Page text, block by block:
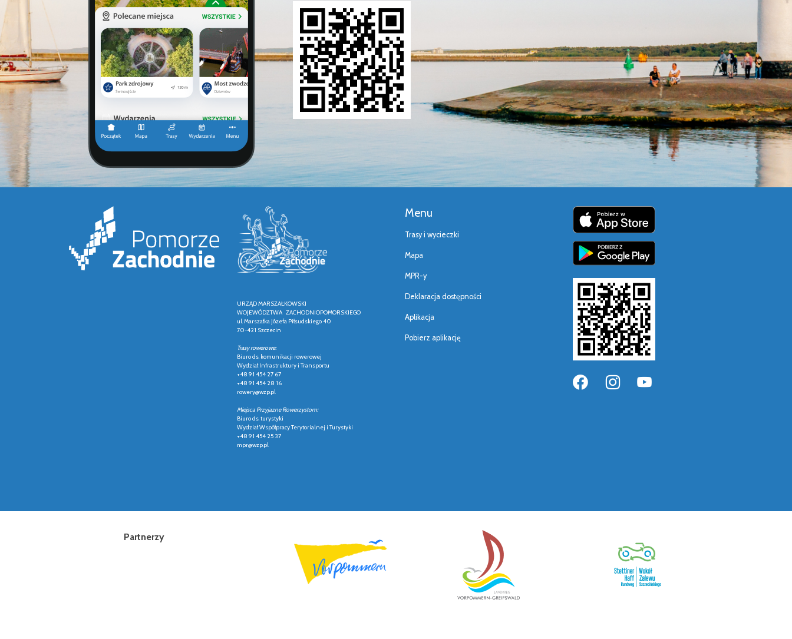
URZĄD MARSZAŁKOWSKI
WOJEWÓDZTWA ZACHODNIOPOMORSKIEGO
ul. Marszałka Józefa Piłsudskiego 40
70-421 Szczecin
Trasy rowerowe:
Biuro ds. komunikacji rowerowej
Wydział Infrastruktury i Transportu
+48 91 454 27 67
+48 91 454 28 16
rowery@wzp.pl
Miejsca Przyjazne Rowerzystom:
Biuro ds. turystyki
Wydział Współpracy Terytorialnej i Turystyki
+48 91 454 25 37
mpr@wzp.pl
Menu
Trasy i wycieczki
Mapa
MPR-y
Deklaracja dostępności
Aplikacja
Pobierz aplikację
Partnerzy